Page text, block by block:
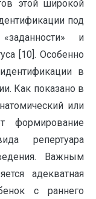
этой широкой
под
и
[10]. Особенно
в
Как показано в
или
формирование
репертуара
Важным
адекватная
с раннего